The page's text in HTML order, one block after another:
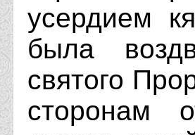
усердием
была
святого
сторонам